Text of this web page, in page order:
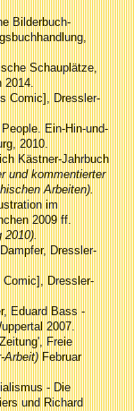
Bilderbuch-
Schauplätze,
2014.
Comic], Dressler-
Ein-Hin-und-
2010.
Kästner-Jahrbuch
und kommentierter
Arbeiten).
im
2009 ff.
2010).
Dressler-
Comic], Dressler-
Eduard Bass -
2007.
Freie
Arbeit) Februar
- Die
und Richard